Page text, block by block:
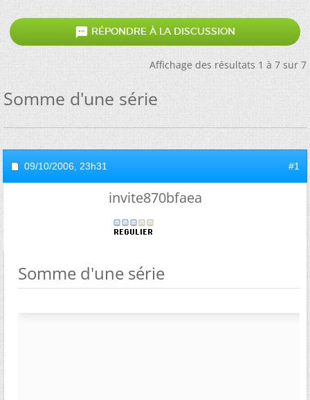
 RÉPONDRE À LA DISCUSSION
Affichage des résultats 1 à 7 sur 7
Somme d'une série
09/10/2006, 23h31 #1
invite870bfaea
Somme d'une série